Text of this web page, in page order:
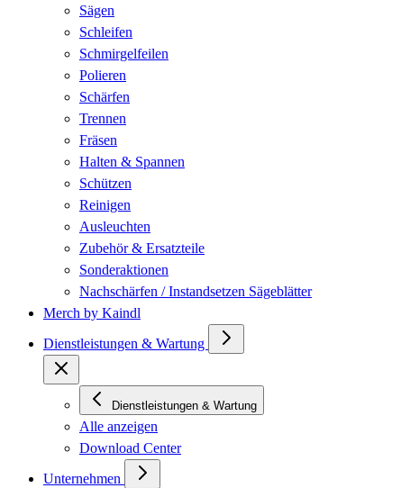
Sägen
Schleifen
Schmirgelfeilen
Polieren
Schärfen
Trennen
Fräsen
Halten & Spannen
Schützen
Reinigen
Ausleuchten
Zubehör & Ersatzteile
Sonderaktionen
Nachschärfen / Instandsetzen Sägeblätter
Merch by Kaindl
Dienstleistungen & Wartung
Dienstleistungen & Wartung
Alle anzeigen
Download Center
Unternehmen